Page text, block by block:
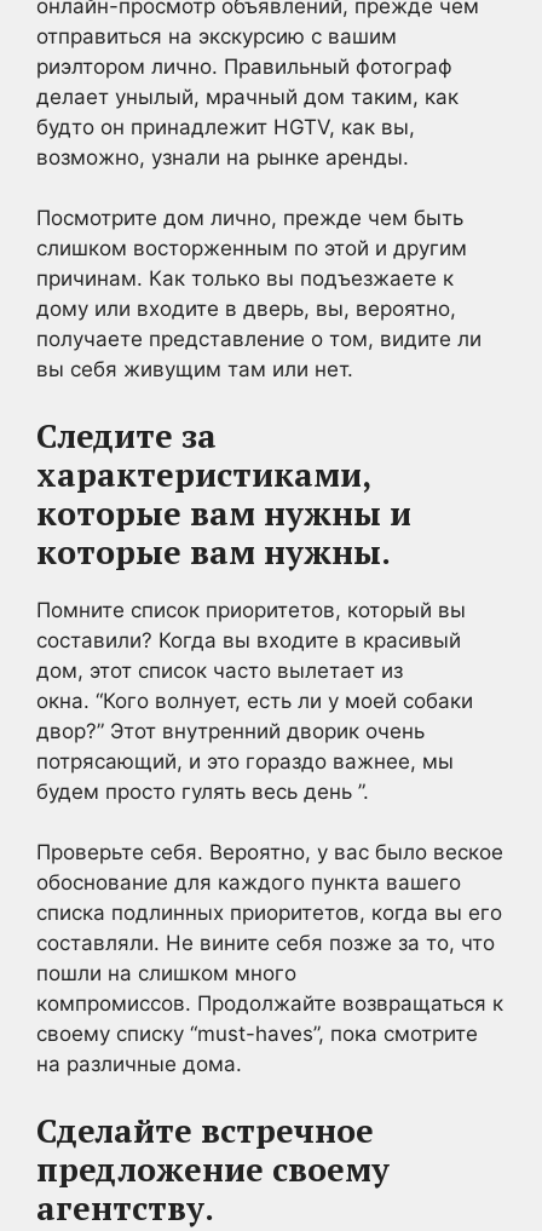
онлайн-просмотр объявлений, прежде чем
отправиться на экскурсию с вашим
риэлтором лично. Правильный фотограф
делает унылый, мрачный дом таким, как
будто он принадлежит HGTV, как вы,
возможно, узнали на рынке аренды.
Посмотрите дом лично, прежде чем быть
слишком восторженным по этой и другим
причинам. Как только вы подъезжаете к
дому или входите в дверь, вы, вероятно,
получаете представление о том, видите ли
вы себя живущим там или нет.
Следите за
характеристиками,
которые вам нужны и
которые вам нужны.
Помните список приоритетов, который вы
составили? Когда вы входите в красивый
дом, этот список часто вылетает из
окна. “Кого волнует, есть ли у моей собаки
двор?” Этот внутренний дворик очень
потрясающий, и это гораздо важнее, мы
будем просто гулять весь день ”.
Проверьте себя. Вероятно, у вас было веское
обоснование для каждого пункта вашего
списка подлинных приоритетов, когда вы его
составляли. Не вините себя позже за то, что
пошли на слишком много
компромиссов. Продолжайте возвращаться к
своему списку “must-haves”, пока смотрите
на различные дома.
Сделайте встречное
предложение своему
агентству.